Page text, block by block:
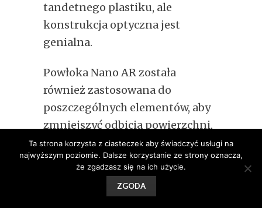
tandetnego plastiku, ale
konstrukcja optyczna jest
genialna.
Powłoka Nano AR została
również zastosowana do
poszczególnych elementów, aby
zmniejszyć odbicia powierzchni,
odblaski i efekt zjawy,
zapewniając większy kontrast i
wierność kolorów podczas pracy
w jasnych, podświetlanych
Ta strona korzysta z ciasteczek aby świadczyć usługi na
najwyższym poziomie. Dalsze korzystanie ze strony oznacza,
że zgadzasz się na ich użycie.
ZGODA